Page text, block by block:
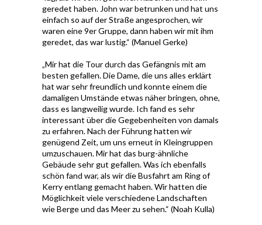
geredet haben. John war betrunken und hat uns
einfach so auf der Straße angesprochen, wir
waren eine 9er Gruppe, dann haben wir mit ihm
geredet, das war lustig.“ (Manuel Gerke)
„Mir hat die Tour durch das Gefängnis mit am
besten gefallen. Die Dame, die uns alles erklärt
hat war sehr freundlich und konnte einem die
damaligen Umstände etwas näher bringen, ohne,
dass es langweilig wurde. Ich fand es sehr
interessant über die Gegebenheiten von damals
zu erfahren. Nach der Führung hatten wir
genügend Zeit, um uns erneut in Kleingruppen
umzuschauen. Mir hat das burg-ähnliche
Gebäude sehr gut gefallen. Was ich ebenfalls
schön fand war, als wir die Busfahrt am Ring of
Kerry entlang gemacht haben. Wir hatten die
Möglichkeit viele verschiedene Landschaften
wie Berge und das Meer zu sehen.“ (Noah Kulla)